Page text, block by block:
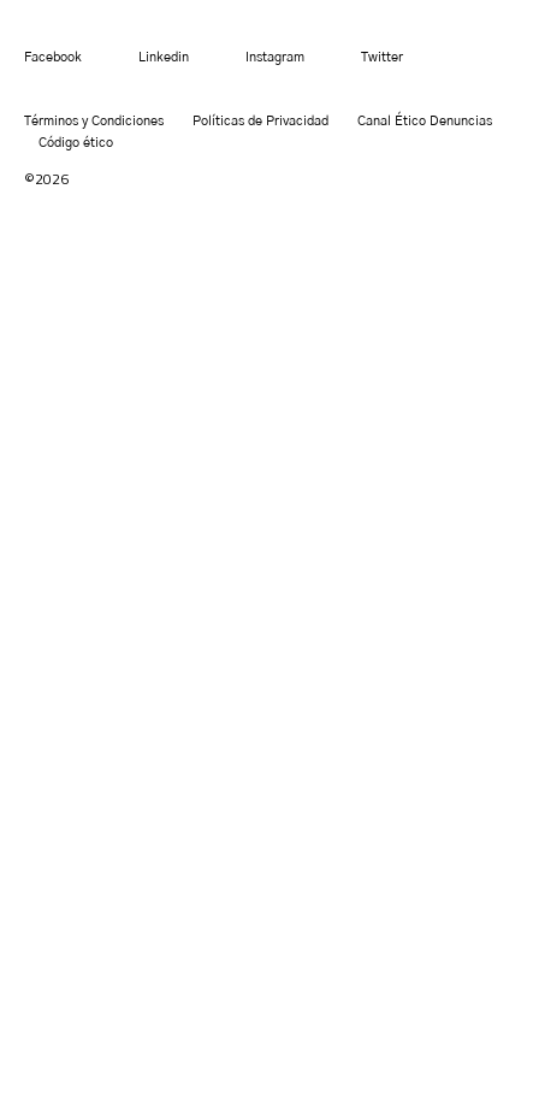
Facebook Linkedin Instagram Twitter
Términos y Condiciones Políticas de Privacidad
Canal Ético Denuncias
Código ético
©2026